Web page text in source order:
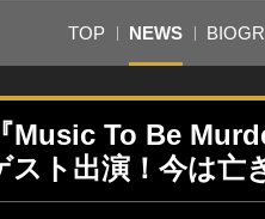
TOP NEWS
Music To Be
ト出演！今は亡